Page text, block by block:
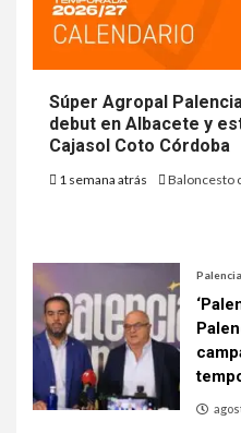
Súper Agropal
debut en Albacete y
Cajasol Coto Córdoba
1 semana atrás Baloncesto